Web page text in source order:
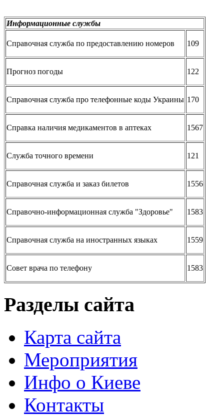
Информационные службы
Справочная служба по предоставлению номеров 109
Прогноз погоды 122
Справочная служба про телефонные коды Украины 170
Справка наличия медикаментов в аптеках 1567
Служба точного времени 121
Справочная служба и заказ билетов 1556
Справочно-информационная служба "Здоровье" 1583
Справочная служба на иностранных языках 1559
Совет врача по телефону 1583
Разделы сайта
Карта сайта
Мероприятия
Инфо о Киеве
Контакты